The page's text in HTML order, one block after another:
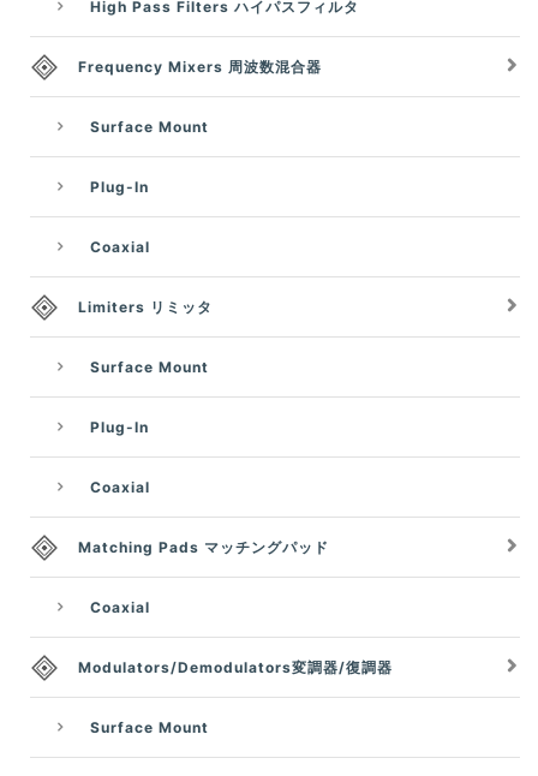
High Pass Filters ハイパスフィルタ
Frequency Mixers 周波数混合器
Surface Mount
Plug-In
Coaxial
Limiters リミッタ
Surface Mount
Plug-In
Coaxial
Matching Pads マッチングパッド
Coaxial
Modulators/Demodulators変調器/復調器
Surface Mount